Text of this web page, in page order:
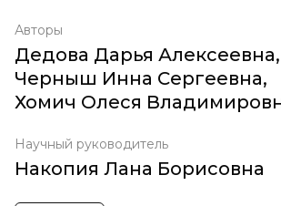
Авторы
Дедова Дарья Алексеевна,
Черныш Инна Сергеевна,
Хомич Олеся
Научный руководитель
Накопия Лана Борисовна